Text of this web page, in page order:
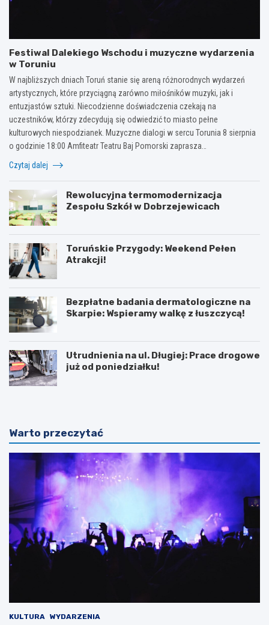
Festiwal Dalekiego Wschodu i muzyczne wydarzenia
w Toruniu
W najbliższych dniach Toruń stanie się areną różnorodnych wydarzeń
artystycznych, które przyciągną zarówno miłośników muzyki, jak i
entuzjastów sztuki. Niecodzienne doświadczenia czekają na
uczestników, którzy zdecydują się odwiedzić to miasto pełne
kulturowych niespodzianek. Muzyczne dialogi w sercu Torunia 8 sierpnia
o godzinie 18:00 Amfiteatr Teatru Baj Pomorski zaprasza…
Czytaj dalej
Rewolucyjna termomodernizacja
Zespołu Szkół w Dobrzejewicach
Toruńskie Przygody: Weekend Pełen
Atrakcji!
Bezpłatne badania dermatologiczne na
Skarpie: Wspieramy walkę z łuszczycą!
Utrudnienia na ul. Długiej: Prace drogowe
już od poniedziałku!
Warto przeczytać
KULTURA WYDARZENIA